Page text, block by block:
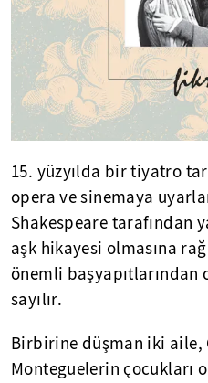
15. yüzyılda bir tiyatro
opera ve sinemaya
Shakespeare tarafından
aşk hikayesi olmasına
önemli başyapıtlarından
sayılır.
Birbirine düşman iki aile,
Monteguelerin çocukları